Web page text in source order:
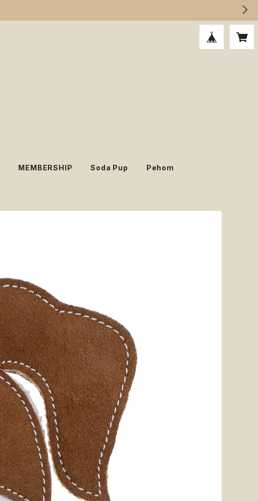
MEMBERSHIP Soda Pup Pehom